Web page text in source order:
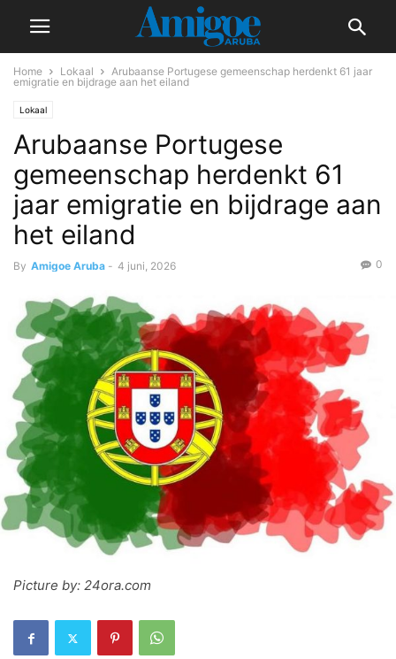
Home Lokaal
Arubaanse Portugese gemeenschap herdenkt 61 jaar
emigratie en bijdrage aan het eiland
Lokaal
Arubaanse Portugese
gemeenschap herdenkt 61
jaar emigratie en bijdrage aan
het eiland
By Amigoe Aruba - 4 juni, 2026 0
Picture by: 24ora.com